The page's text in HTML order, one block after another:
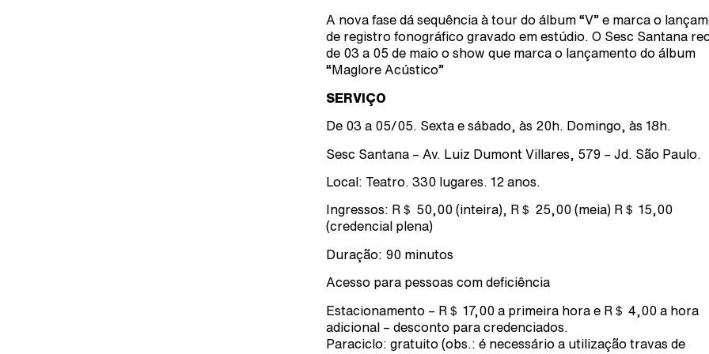
A nova fase dá sequência à tour do álbum “V” e marca o
de registro fonográfico gravado em estúdio. O Sesc Santana
de 03 a 05 de maio o show que marca o lançamento do álbum
“Maglore Acústico”
SERVIÇO
De 03 a 05/05. Sexta e sábado, às 20h. Domingo, às 18h.
Sesc Santana – Av. Luiz Dumont Villares, 579 – Jd. São Paulo.
Local: Teatro. 330 lugares. 12 anos.
Ingressos: R＄ 50,00 (inteira), R＄ 25,00 (meia) R＄ 15,00
(credencial plena)
Duração: 90 minutos
Acesso para pessoas com deficiência
Estacionamento – R＄ 17,00 a primeira hora e R＄ 4,00 a hora
adicional – desconto para credenciados.
Paraciclo: gratuito (obs.: é necessário a utilização travas de